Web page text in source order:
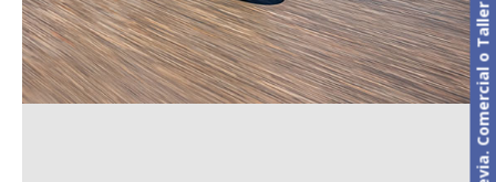
Cita previa. Comercial o Taller